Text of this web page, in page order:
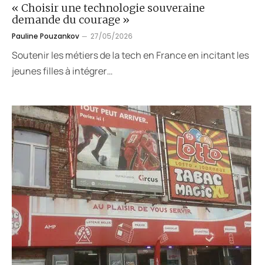
« Choisir une technologie souveraine
demande du courage »
Pauline Pouzankov 27/05/2026
Soutenir les métiers de la tech en France en incitant les
jeunes filles à intégrer…